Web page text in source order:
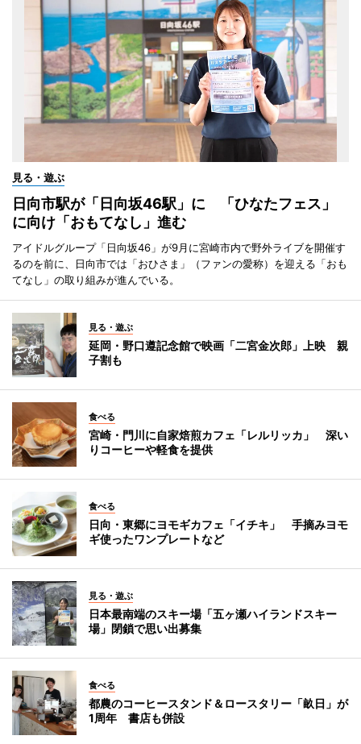
見る・遊ぶ
日向市駅が「日向坂46駅」に 「ひなたフェス」
に向け「おもてなし」進む
アイドルグループ「日向坂46」が9月に宮崎市内で野外ライブを開催す
るのを前に、日向市では「おひさま」（ファンの愛称）を迎える「おも
てなし」の取り組みが進んでいる。
見る・遊ぶ
延岡・野口遵記念館で映画「二宮金次郎」上映 親
子割も
食べる
宮崎・門川に自家焙煎カフェ「レルリッカ」 深い
りコーヒーや軽食を提供
食べる
日向・東郷にヨモギカフェ「イチキ」 手摘みヨモ
ギ使ったワンプレートなど
見る・遊ぶ
日本最南端のスキー場「五ヶ瀬ハイランドスキー
場」閉鎖で思い出募集
食べる
都農のコーヒースタンド＆ロースタリー「畝日」が
1周年 書店も併設